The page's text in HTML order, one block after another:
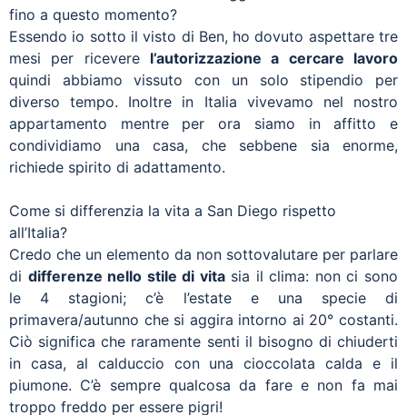
fino a questo momento?
Essendo io sotto il visto di Ben, ho dovuto aspettare tre
mesi per ricevere l’autorizzazione a cercare lavoro
quindi abbiamo vissuto con un solo stipendio per
diverso tempo. Inoltre in Italia vivevamo nel nostro
appartamento mentre per ora siamo in affitto e
condividiamo una casa, che sebbene sia enorme,
richiede spirito di adattamento.
Come si differenzia la vita a San Diego rispetto
all’Italia?
Credo che un elemento da non sottovalutare per parlare
di differenze nello stile di vitasia il clima: non ci sono
le 4 stagioni; c’è l’estate e una specie di
primavera/autunno che si aggira intorno ai 20° costanti.
Ciò significa che raramente senti il bisogno di chiuderti
in casa, al calduccio con una cioccolata calda e il
piumone. C’è sempre qualcosa da fare e non fa mai
troppo freddo per essere pigri!